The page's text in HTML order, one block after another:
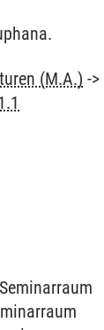
(M.A.) ->